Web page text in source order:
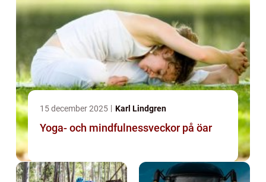
15 december 2025 Karl Lindgren
Yoga- och mindfulnessveckor på öar